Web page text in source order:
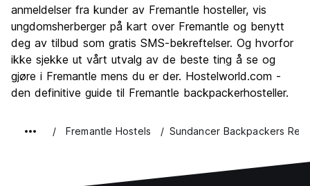
Feste
Verdi for pengene
5.9
anmeldelser fra kunder av Fremantle hosteller, vis
ungdomsherberger på kart over Fremantle og benytt
deg av tilbud som gratis SMS-bekreftelser. Og hvorfor
ikke sjekke ut vårt utvalg av de beste ting å se og
gjøre i Fremantle mens du er der. Hostelworld.com -
den definitive guide til Fremantle backpackerhosteller.
Fremantle Hostels Sundancer Backpackers